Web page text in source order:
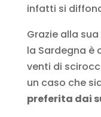
infatti si
Grazie alla
la Sardegna
venti di
un caso che
preferita dai